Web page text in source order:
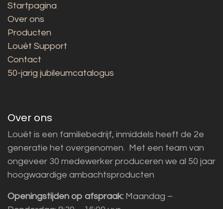
Startpagina
Over ons
Producten
Louët Support
Contact
50-jarig jubileumcatalogus
Over ons
Louët is een familiebedrijf, inmiddels heeft de 2e
generatie het overgenomen. Met een team van
ongeveer 30 medewerker produceren we al 50 jaar
hoogwaardige ambachtsproducten
Openingstijden op afspraak: Maandag –